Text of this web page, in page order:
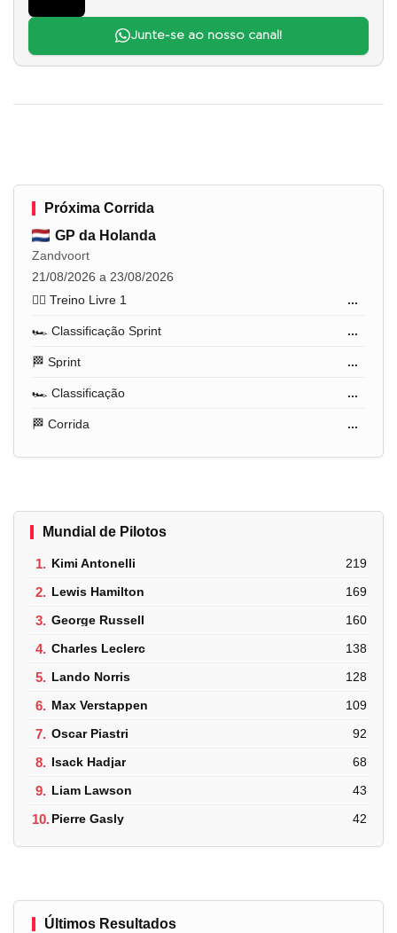
Junte-se ao nosso canal!
Próxima Corrida
GP da Holanda
Zandvoort
21/08/2026 a 23/08/2026
🏋️‍♂️ Treino Livre 1
...
🏎️ Classificação Sprint ...
🏁 Sprint ...
🏎️ Classificação ...
🏁 Corrida ...
Mundial de Pilotos
1. Kimi Antonelli 219
2. Lewis Hamilton 169
3. George Russell 160
4. Charles Leclerc 138
5. Lando Norris 128
6. Max Verstappen 109
7. Oscar Piastri 92
8. Isack Hadjar 68
9. Liam Lawson 43
10.Pierre Gasly 42
Últimos Resultados